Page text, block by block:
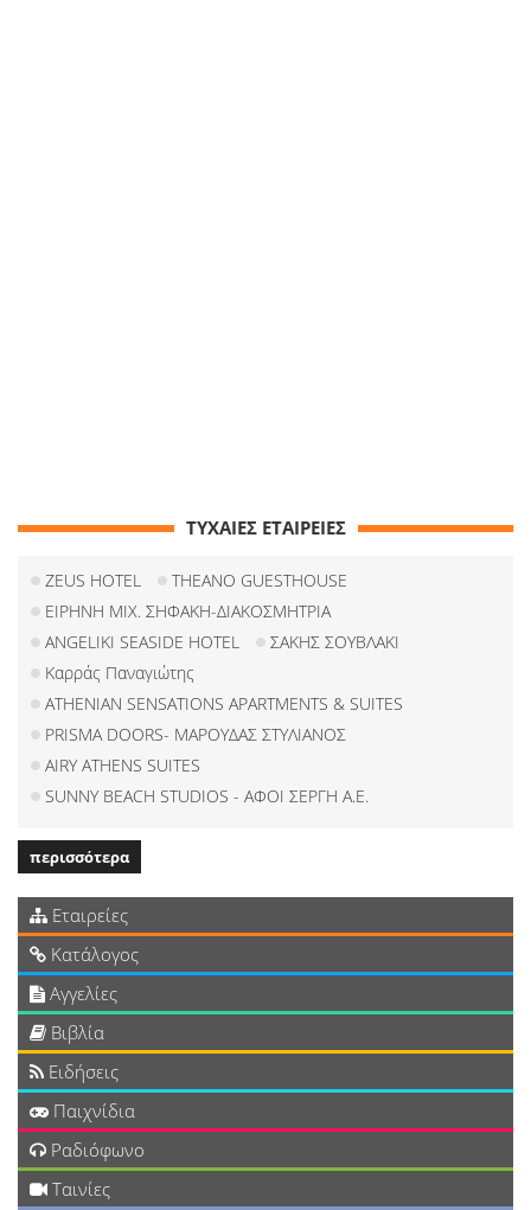
ΤΥΧΑΙΕΣ ΕΤΑΙΡΕΙΕΣ
ZEUS HOTEL
THEANO GUESTHOUSE
ΕΙΡΗΝΗ ΜΙΧ. ΣΗΦΑΚΗ-ΔΙΑΚΟΣΜΗΤΡΙΑ
ANGELIKI SEASIDE HOTEL
ΣΑΚΗΣ ΣΟΥΒΛΑΚΙ
Καρράς Παναγιώτης
ATHENIAN SENSATIONS APARTMENTS & SUITES
PRISMA DOORS- ΜΑΡΟΥΔΑΣ ΣΤΥΛΙΑΝΟΣ
AIRY ATHENS SUITES
SUNNY BEACH STUDIOS - ΑΦΟΙ ΣΕΡΓΗ Α.Ε.
περισσότερα
Εταιρείες
Κατάλογος
Αγγελίες
Βιβλία
Ειδήσεις
Παιχνίδια
Ραδιόφωνο
Ταινίες